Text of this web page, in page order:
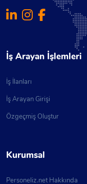
İş Arayan İşlemleri
İş İlanları
İş Arayan Girişi
Özgeçmiş Oluştur
Kurumsal
Personeliz.net Hakkında